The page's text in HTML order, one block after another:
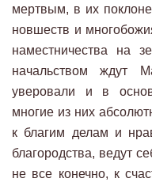
мертвым, в их
новшеств и
наместничества на
начальством ждут
уверовали и в
многие из них
к благим делам и
благородства, ведут
не все конечно, к